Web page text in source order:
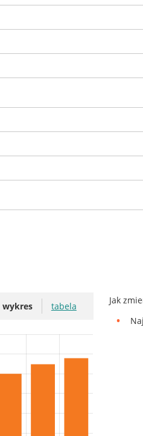
wykres tabela
Jak